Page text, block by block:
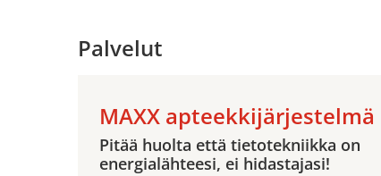
Palvelut
MAXX apteekkijärjestelmä
Pitää huolta että tietotekniikka on
energialähteesi, ei hidastajasi!